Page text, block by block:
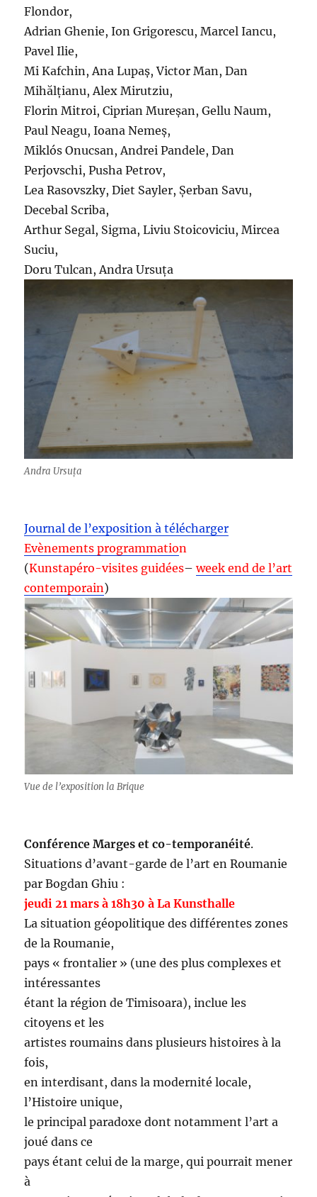
Flondor,
Adrian Ghenie, Ion Grigorescu, Marcel Iancu,
Pavel Ilie,
Mi Kafchin, Ana Lupaș, Victor Man, Dan
Mihălțianu, Alex Mirutziu,
Florin Mitroi, Ciprian Mureșan, Gellu Naum,
Paul Neagu, Ioana Nemeș,
Miklós Onucsan, Andrei Pandele, Dan
Perjovschi, Pusha Petrov,
Lea Rasovszky, Diet Sayler, Șerban Savu,
Decebal Scriba,
Arthur Segal, Sigma, Liviu Stoicoviciu, Mircea
Suciu,
Doru Tulcan, Andra Ursuța
Andra Ursuța
Journal de l’exposition à télécharger
Evènements programmation
(Kunstapéro-visites guidées–week end de l’art
contemporain)
Vue de l’exposition la Brique
Conférence Marges et co-temporanéité.
Situations d’avant-garde de l’art en Roumanie
par Bogdan Ghiu :
jeudi 21 mars à 18h30 à La Kunsthalle
La situation géopolitique des différentes zones
de la Roumanie,
pays « frontalier » (une des plus complexes et
intéressantes
étant la région de Timisoara), inclue les
citoyens et les
artistes roumains dans plusieurs histoires à la
fois,
en interdisant, dans la modernité locale,
l’Histoire unique,
le principal paradoxe dont notamment l’art a
joué dans ce
pays étant celui de la marge, qui pourrait mener
à